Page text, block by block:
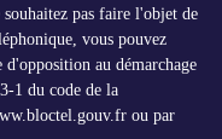
pas faire l'objet de
vous pouvez
au démarchage
1 du code de la
ou par